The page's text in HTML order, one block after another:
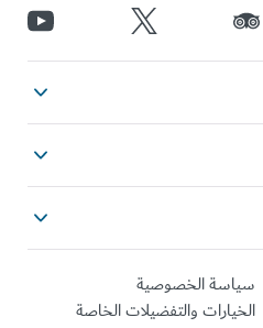
سياسة الخصوصية
الخيارات والتفضيلات الخاصة